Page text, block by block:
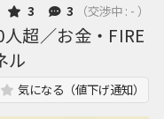
3 3 （交渉中 : - ）
超／お金・FIRE
ル
気になる（値下げ通知）